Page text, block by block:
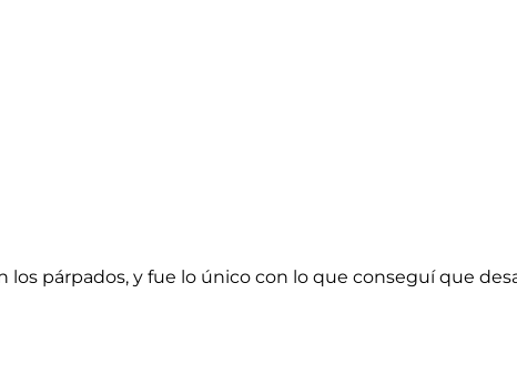
párpados, y fue lo único con lo que conseguí que